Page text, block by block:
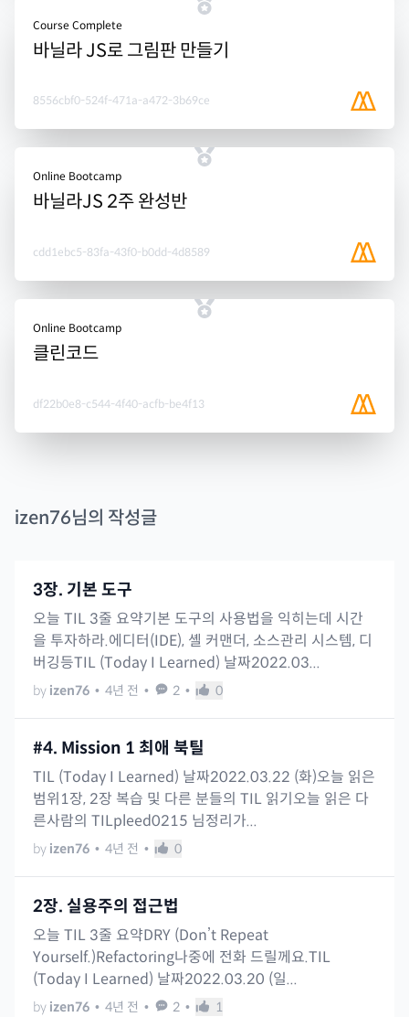
Course Complete
바닐라 JS로 그림판 만들기
8556cbf0-524f-471a-a472-3b69ce
Online Bootcamp
바닐라JS 2주 완성반
cdd1ebc5-83fa-43f0-b0dd-4d8589
Online Bootcamp
클린코드
df22b0e8-c544-4f40-acfb-be4f13
izen76님의 작성글
3장. 기본 도구
오늘 TIL 3줄 요약기본 도구의 사용법을 익히는데 시간
을 투자하라.에디터(IDE), 셸 커맨더, 소스관리 시스템, 디
버깅등TIL (Today I Learned) 날짜2022.03...
by izen76 • 4년 전 • 2 • 0
#4. Mission 1 최애 북틸
TIL (Today I Learned) 날짜2022.03.22 (화)오늘 읽은
범위1장, 2장 복습 및 다른 분들의 TIL 읽기오늘 읽은 다
른사람의 TILpleed0215 님정리가...
by izen76 • 4년 전 • 0
2장. 실용주의 접근법
오늘 TIL 3줄 요약DRY (Don’t Repeat
Yourself.)Refactoring나중에 전화 드릴께요.TIL
(Today I Learned) 날짜2022.03.20 (일...
by izen76 • 4년 전 • 2 • 1